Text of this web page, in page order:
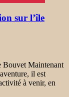
sur l’île
Bouvet Maintenant
il est
à venir, en